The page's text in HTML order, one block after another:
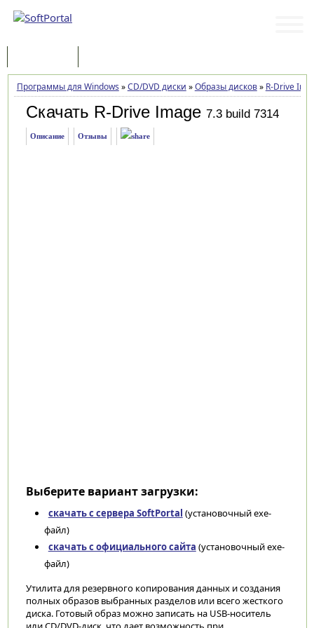
Программы для Windows »CD/DVD диски »Образы дисков» R-Drive
Скачать R-Drive Image 7.3 build 7314
Описание Отзывы
Выберите вариант загрузки:
скачать с сервера SoftPortal (установочный exe-
файл)
скачать с официального сайта (установочный exe-
файл)
Утилита для резервного копирования данных и создания
полных образов выбранных разделов или всего жесткого
диска. Готовый образ можно записать на USB-носитель